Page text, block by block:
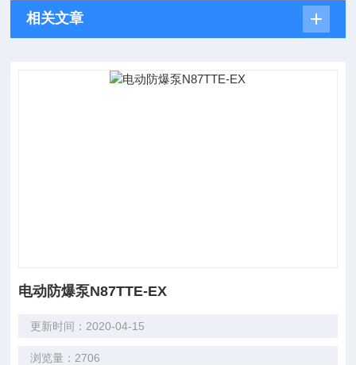
相关文章
电动防爆泵N87TTE-EX
更新时间：2020-04-15
浏览量：2706